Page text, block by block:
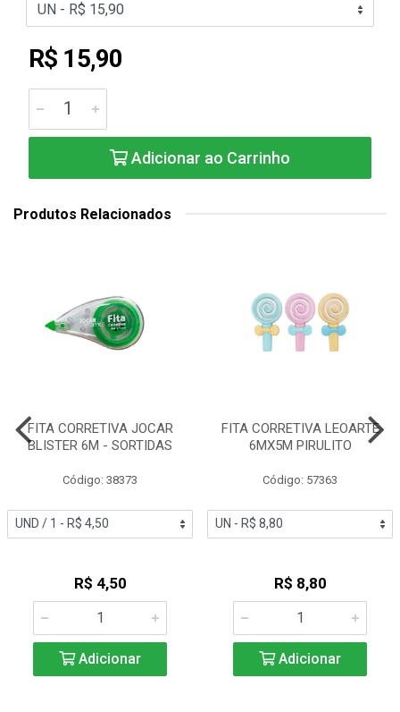
R$ 15,90
Adicionar ao Carrinho
Produtos Relacionados
FITA CORRETIVA JOCAR
BLISTER 6M - SORTIDAS
Código: 38373
R$ 4,50
Adicionar
FITA CORRETIVA LEOARTE
6MX5M PIRULITO
Código: 57363
R$ 8,80
Adicionar